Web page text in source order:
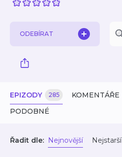
ODEBÍRAT
EPIZODY 285 KOMENTÁŘE
PODOBNÉ
Řadit dle: Nejnovější Nejstarší